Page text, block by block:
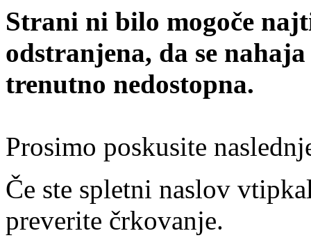
Strani ni bilo mogoče
odstranjena, da se
trenutno nedostopna.
Prosimo poskusite
Če ste spletni naslov
preverite črkovanje.